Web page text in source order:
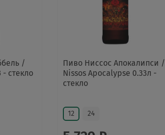
/
- стекло
Пиво Ниссос Апокалипси /
Nissos Apocalypse 0.33л -
стекло
12 24